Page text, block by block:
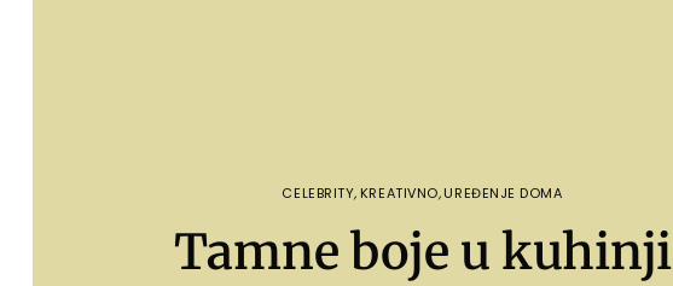
CELEBRITY, KREATIVNO,UREĐENJE DOMA
Tamne boje u kuhinji